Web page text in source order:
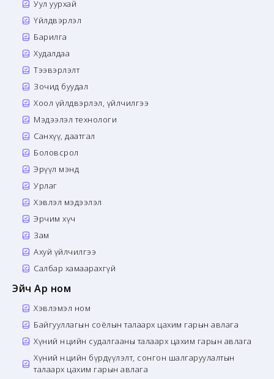
Уул уурхай
Үйлдвэрлэл
Барилга
Худалдаа
Тээвэрлэлт
Зочид буудал
Хоол үйлдвэрлэл, үйлчилгээ
Мэдээлэл технологи
Санхүү, даатгал
Боловсрол
Эрүүл мэнд
Урлаг
Хэвлэл мэдээлэл
Эрчим хүч
Зам
Ахуй үйлчилгээ
Салбар хамаарахгүй
Эйч Ар ном
Хэвлэмэл ном
Байгууллагын соёлын талаарх цахим гарын авлага
Хүний нөөцийн судалгааны талаарх цахим гарын авлага
Хүний нөөцийн бүрдүүлэлт, сонгон шалгаруулалтын
талаарх цахим гарын авлага